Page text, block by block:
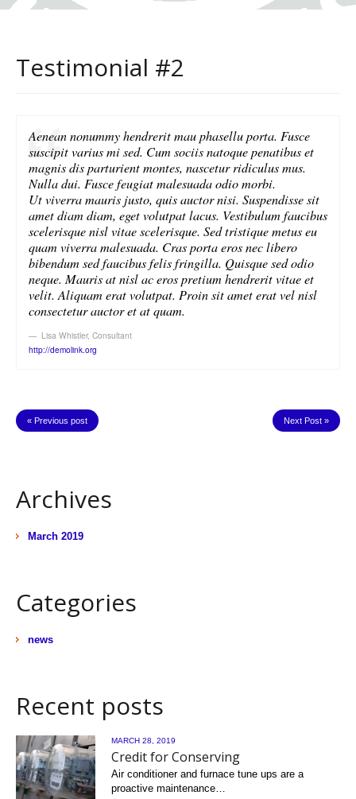
Testimonial #2
Aenean nonummy hendrerit mau phasellu porta. Fusce
suscipit varius mi sed. Cum sociis natoque penatibus et
magnis dis parturient montes, nascetur ridiculus mus.
Nulla dui. Fusce feugiat malesuada odio morbi.
Ut viverra mauris justo, quis auctor nisi. Suspendisse sit
amet diam diam, eget volutpat lacus. Vestibulum faucibus
scelerisque nisl vitae scelerisque. Sed tristique metus eu
quam viverra malesuada. Cras porta eros nec libero
bibendum sed faucibus felis fringilla. Quisque sed odio
neque. Mauris at nisl ac eros pretium hendrerit vitae et
velit. Aliquam erat volutpat. Proin sit amet erat vel nisl
consectetur auctor et at quam.
Lisa Whistler, Consultant
http://demolink.org
« Previous post Next Post »
Archives
March 2019
Categories
news
Recent posts
MARCH 28, 2019
Credit for Conserving
Air conditioner and furnace tune ups are a
proactive maintenance…